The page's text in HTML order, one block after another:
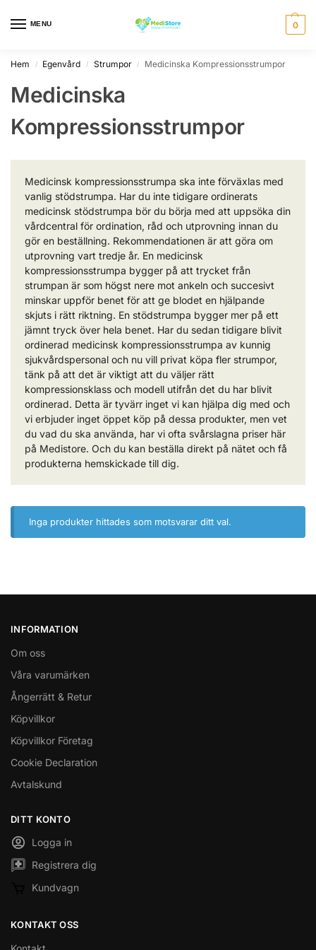
MENU 0
Hem / Egenvård / Strumpor / Medicinska Kompressionsstrumpor
Medicinska
Kompressionsstrumpor
Medicinsk kompressionsstrumpa ska inte förväxlas med
vanlig stödstrumpa. Har du inte tidigare ordinerats
medicinsk stödstrumpa bör du börja med att uppsöka din
vårdcentral för ordination, råd och utprovning innan du
gör en beställning. Rekommendationen är att göra om
utprovning vart tredje år. En medicinsk
kompressionsstrumpa bygger på att trycket från
strumpan är som högst nere mot ankeln och succesivt
minskar uppför benet för att ge blodet en hjälpande
skjuts i rätt riktning. En stödstrumpa bygger mer på ett
jämnt tryck över hela benet. Har du sedan tidigare blivit
ordinerad medicinsk kompressionsstrumpa av kunnig
sjukvårdspersonal och nu vill privat köpa fler strumpor,
tänk på att det är viktigt att du väljer rätt
kompressionsklass och modell utifrån det du har blivit
ordinerad. Detta är tyvärr inget vi kan hjälpa dig med och
vi erbjuder inget öppet köp på dessa produkter, men vet
du vad du ska använda, har vi ofta svårslagna priser här
på Medistore. Och du kan beställa direkt på nätet och få
produkterna hemskickade till dig.
Inga produkter hittades som motsvarar ditt val.
INFORMATION
Om oss
Våra varumärken
Ångerrätt & Retur
Köpvillkor
Köpvillkor Företag
Cookie Declaration
Avtalskund
DITT KONTO
Logga in
Registrera dig
Kundvagn
KONTAKT OSS